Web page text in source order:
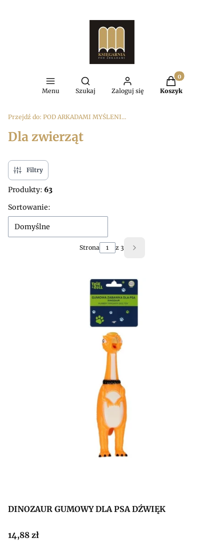
Menu
Otwórz wyszukiwarkę
Szukaj Zaloguj się
Produkty w
Koszyk
Przejdź do: POD ARKADAMI MYŚLENICE
Dla zwierząt
Filtry
Produkty: 63
Lista produktów
Sortowanie:
Domyślne
Strona z 3 Następne produkty
DINOZAUR GUMOWY DLA PSA DŹWIĘK
Cena
14,88 zł